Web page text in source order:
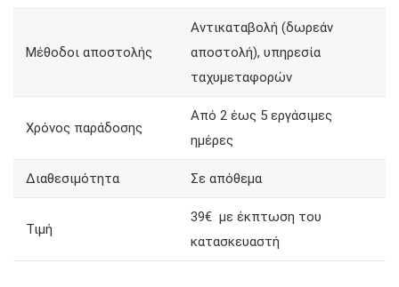
Μέθοδοι αποστολής
Αντικαταβολή (δωρεάν
αποστολή), υπηρεσία
ταχυμεταφορών
Χρόνος παράδοσης
Από 2 έως 5 εργάσιμες
ημέρες
Διαθεσιμότητα Σε απόθεμα
Τιμή
39€ με έκπτωση του
κατασκευαστή